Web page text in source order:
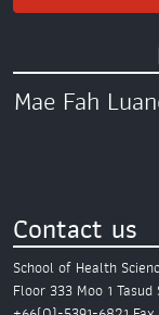
Mae Fah
Contact us
School of Health
Floor 333 Moo 1